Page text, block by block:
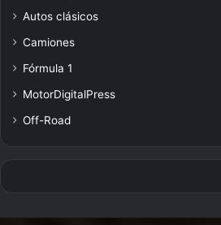
Autos clásicos
Camiones
Fórmula 1
MotorDigitalPress
Off-Road